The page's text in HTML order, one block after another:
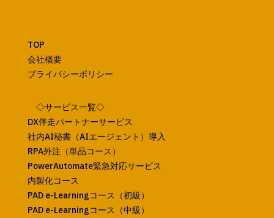
TOP
会社概要
プライバシーポリシー
◇サービス一覧◇
DX伴走パートナーサービス
社内AI秘書（AIエージェント）導入
RPA外注（単品コース）
PowerAutomate緊急対応サービス
内製化コース
PAD e-Learningコース（初級）
PAD e-Learningコース（中級）